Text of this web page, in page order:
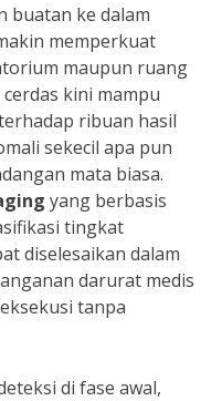
buatan ke dalam
memperkuat
maupun ruang
kini mampu
ribuan hasil
sekecil apa pun
mata biasa.
yang berbasis
tingkat
diselesaikan dalam
darurat medis
tanpa
di fase awal,